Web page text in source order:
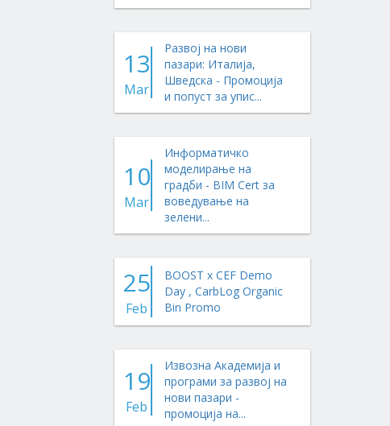
13
Mar
Развој на нови
пазари: Италија,
Шведска - Промоција
и попуст за упис...
10
Mar
Информатичко
моделирање на
градби - BIM Cert за
воведување на
зелени...
25
Feb
BOOST x CEF Demo
Day , CarbLog Organic
Bin Promo
19
Feb
Извозна Академија и
програми за развој на
нови пазари -
промоција на...